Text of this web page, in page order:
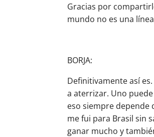
Gracias por
mundo no es una
BORJA:
Definitivamente así
a aterrizar. Uno
eso siempre depende
me fui para Brasil sin
ganar mucho y